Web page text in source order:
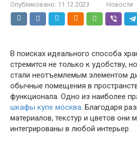
Опубликовано: 11.12.2023 Новости
В поисках идеального способа
стремится не только к удобству,
стали неотъемлемым элементом
обычные помещения в
функционала. Одно из наиболее
шкафы купе москва. Благодаря
материалов, текстур и цветов они
интегрированы в любой интерьер.